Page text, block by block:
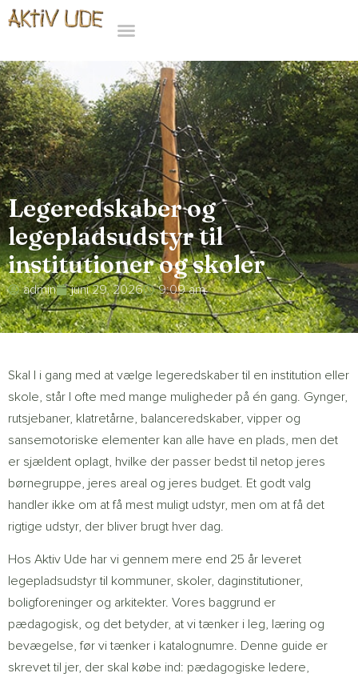
Legeredskaber og
legepladsudstyr til
institutioner og skoler
admin juni 29, 2026 9:09 am
Skal I i gang med at vælge legeredskaber til en institution eller
skole, står I ofte med mange muligheder på én gang. Gynger,
rutsjebaner, klatretårne, balanceredskaber, vipper og
sansemotoriske elementer kan alle have en plads, men det
er sjældent oplagt, hvilke der passer bedst til netop jeres
børnegruppe, jeres areal og jeres budget. Et godt valg
handler ikke om at få mest muligt udstyr, men om at få det
rigtige udstyr, der bliver brugt hver dag.
Hos Aktiv Ude har vi gennem mere end 25 år leveret
legepladsudstyr til kommuner, skoler, daginstitutioner,
boligforeninger og arkitekter. Vores baggrund er
pædagogisk, og det betyder, at vi tænker i leg, læring og
bevægelse, før vi tænker i katalognumre. Denne guide er
skrevet til jer, der skal købe ind: pædagogiske ledere,